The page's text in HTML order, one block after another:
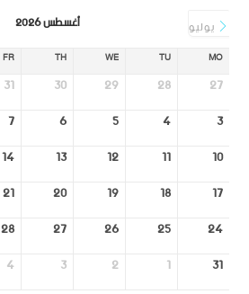
يوليو أغسطس 2026
MO
TU
WE
TH
FR
27
28
29
30
31
3
4
5
6
7
10
11
12
13
14
17
18
19
20
21
24
25
26
27
28
31
1
2
3
4